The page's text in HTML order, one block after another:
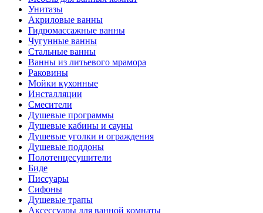
Унитазы
Акриловые ванны
Гидромассажные ванны
Чугунные ванны
Стальные ванны
Ванны из литьевого мрамора
Раковины
Мойки кухонные
Инсталляции
Смесители
Душевые программы
Душевые кабины и сауны
Душевые уголки и ограждения
Душевые поддоны
Полотенцесушители
Биде
Писсуары
Сифоны
Душевые трапы
Аксессуары для ванной комнаты